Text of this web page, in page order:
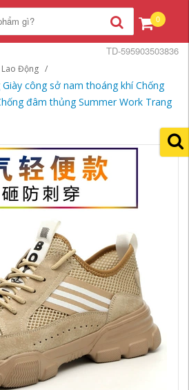
0
Lao Động
công sở nam thoáng khí Chống
đâm thủng Summer Work Trang
TD-595903503836